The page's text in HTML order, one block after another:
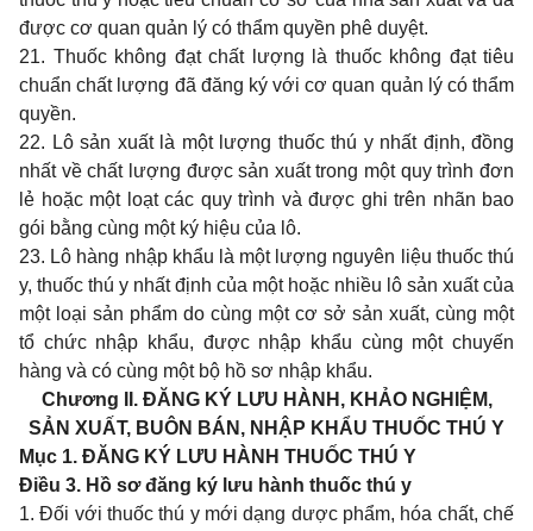
được cơ quan quản lý có thẩm quyền phê duyệt.
21. Thuốc không đạt chất lượng là thuốc không đạt tiêu
chuẩn chất lượng đã đăng ký với cơ quan quản lý có thẩm
quyền.
22. Lô sản xuất là một lượng thuốc thú y nhất định, đồng
nhất về chất lượng được sản xuất trong một quy trình đơn
lẻ hoặc một loạt các quy trình và được ghi trên nhãn bao
gói bằng cùng một ký hiệu của lô.
23. Lô hàng nhập khẩu là một lượng nguyên liệu thuốc thú
y, thuốc thú y nhất định của một hoặc nhiều lô sản xuất của
một loại sản phẩm do cùng một cơ sở sản xuất, cùng một
tổ chức nhập khẩu, được nhập khẩu cùng một chuyến
hàng và có cùng một bộ hồ sơ nhập khẩu.
Chương II. ĐĂNG KÝ LƯU HÀNH, KHẢO NGHIỆM,
SẢN XUẤT, BUÔN BÁN, NHẬP KHẨU THUỐC THÚ Y
Mục 1. ĐĂNG KÝ LƯU HÀNH THUỐC THÚ Y
Điều 3. Hồ sơ đăng ký lưu hành thuốc thú y
1. Đối với thuốc thú y mới dạng dược phẩm, hóa chất, chế